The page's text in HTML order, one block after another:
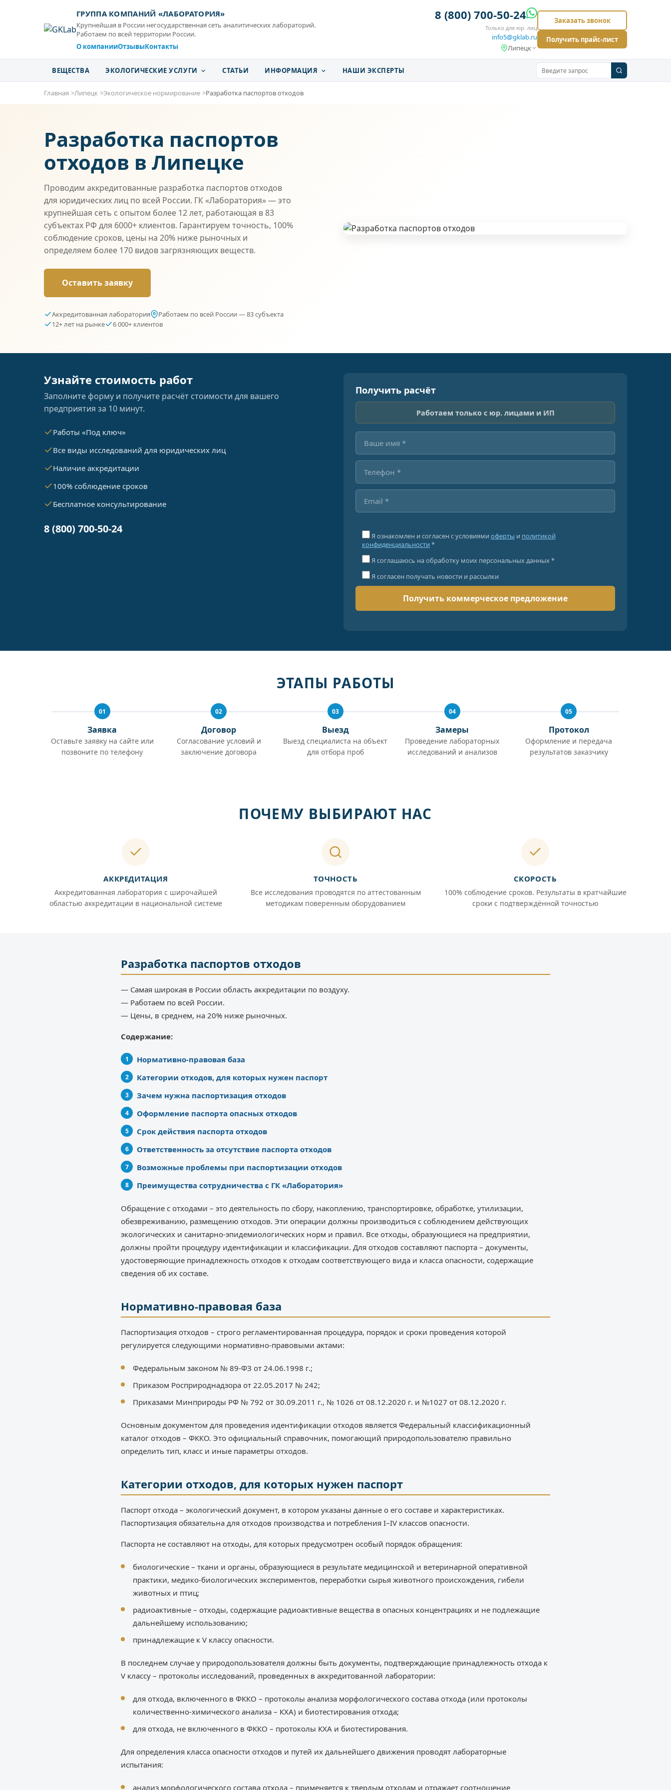
ГРУППА КОМПАНИЙ «ЛАБОРАТОРИЯ»
Крупнейшая в России негосударственная сеть аналитических лабораторий.
Работаем по всей территории России.
О компанииОтзывыКонтакты
8 (800) 700-50-24
Только для юр. лиц
info5@gklab.ru
Липецк
Заказать звонок
Получить прайс-лист
ВЕЩЕСТВА ЭКОЛОГИЧЕСКИЕ УСЛУГИ СТАТЬИ ИНФОРМАЦИЯ НАШИ ЭКСПЕРТЫ
Главная Липецк Экологическое нормирование Разработка паспортов отходов
Разработка паспортов
отходов в Липецке
Проводим аккредитованные разработка паспортов отходов
для юридических лиц по всей России. ГК «Лаборатория» — это
крупнейшая сеть с опытом более 12 лет, работающая в 83
субъектах РФ для 6000+ клиентов. Гарантируем точность, 100%
соблюдение сроков, цены на 20% ниже рыночных и
определяем более 170 видов загрязняющих веществ.
Оставить заявку
Аккредитованная лаборатория
Работаем по всей России — 83 субъекта
12+ лет на рынке
6 000+ клиентов
Узнайте стоимость работ
Заполните форму и получите расчёт стоимости для вашего
предприятия за 10 минут.
Работы «Под ключ»
Все виды исследований для юридических лиц
Наличие аккредитации
100% соблюдение сроков
Бесплатное консультирование
8 (800) 700-50-24
Получить расчёт
Работаем только с юр. лицами и ИП
Я ознакомлен и согласен с условиями оферты и политикой
конфиденциальности *
Я соглашаюсь на обработку моих персональных данных *
Я согласен получать новости и рассылки
ЭТАПЫ РАБОТЫ
01
Заявка
Оставьте заявку на сайте или
позвоните по телефону
02
Договор
Согласование условий и
заключение договора
03
Выезд
Выезд специалиста на объект
для отбора проб
04
Замеры
Проведение лабораторных
исследований и анализов
05
Протокол
Оформление и передача
результатов заказчику
ПОЧЕМУ ВЫБИРАЮТ НАС
АККРЕДИТАЦИЯ
Аккредитованная лаборатория с широчайшей
областью аккредитации в национальной системе
ТОЧНОСТЬ
Все исследования проводятся по аттестованным
методикам поверенным оборудованием
СКОРОСТЬ
100% соблюдение сроков. Результаты в кратчайшие
сроки с подтверждённой точностью
Разработка паспортов отходов
— Самая широкая в России область аккредитации по воздуху.
— Работаем по всей России.
— Цены, в среднем, на 20% ниже рыночных.
Содержание:
Нормативно-правовая база
Категории отходов, для которых нужен паспорт
Зачем нужна паспортизация отходов
Оформление паспорта опасных отходов
Срок действия паспорта отходов
Ответственность за отсутствие паспорта отходов
Возможные проблемы при паспортизации отходов
Преимущества сотрудничества с ГК «Лаборатория»
Обращение с отходами – это деятельность по сбору, накоплению, транспортировке, обработке, утилизации,
обезвреживанию, размещению отходов. Эти операции должны производиться с соблюдением действующих
экологических и санитарно-эпидемиологических норм и правил. Все отходы, образующиеся на предприятии,
должны пройти процедуру идентификации и классификации. Для отходов составляют паспорта – документы,
удостоверяющие принадлежность отходов к отходам соответствующего вида и класса опасности, содержащие
сведения об их составе.
Нормативно-правовая база
Паспортизация отходов – строго регламентированная процедура, порядок и сроки проведения которой
регулируется следующими нормативно-правовыми актами:
Федеральным законом № 89-ФЗ от 24.06.1998 г.;
Приказом Росприроднадзора от 22.05.2017 № 242;
Приказами Минприроды РФ № 792 от 30.09.2011 г., № 1026 от 08.12.2020 г. и №1027 от 08.12.2020 г.
Основным документом для проведения идентификации отходов является Федеральный классификационный
каталог отходов – ФККО. Это официальный справочник, помогающий природопользователю правильно
определить тип, класс и иные параметры отходов.
Категории отходов, для которых нужен паспорт
Паспорт отхода – экологический документ, в котором указаны данные о его составе и характеристиках.
Паспортизация обязательна для отходов производства и потребления I–IV классов опасности.
Паспорта не составляют на отходы, для которых предусмотрен особый порядок обращения:
биологические – ткани и органы, образующиеся в результате медицинской и ветеринарной оперативной
практики, медико-биологических экспериментов, переработки сырья животного происхождения, гибели
животных и птиц;
радиоактивные – отходы, содержащие радиоактивные вещества в опасных концентрациях и не подлежащие
дальнейшему использованию;
принадлежащие к V классу опасности.
В последнем случае у природопользователя должны быть документы, подтверждающие принадлежность отхода к
V классу – протоколы исследований, проведенных в аккредитованной лаборатории:
для отхода, включенного в ФККО – протоколы анализа морфологического состава отхода (или протоколы
количественно-химического анализа – КХА) и биотестирования отхода;
для отхода, не включенного в ФККО – протоколы КХА и биотестирования.
Для определения класса опасности отходов и путей их дальнейшего движения проводят лабораторные
испытания:
анализ морфологического состава отхода – применяется к твердым отходам и отражает соотношение